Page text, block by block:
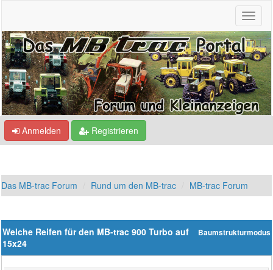
Anmelden Registrieren
Das MB-trac Forum Rund um den MB-trac MB-trac Forum
Baumstrukturmodus
Welche Reifen für den MB-trac 900 Turbo auf
15x24